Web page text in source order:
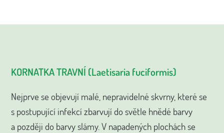
KORNATKA TRAVNÍ (Laetisaria fuciformis)
Nejprve se objevují malé, nepravidelné skvrny, které se
s postupující infekcí zbarvují do světle hnědé barvy
a později do barvy slámy. V napadených plochách se